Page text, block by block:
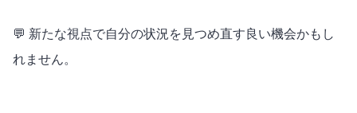
💬 新たな視点で自分の状況を見つめ直す良い機会かもし
れません。